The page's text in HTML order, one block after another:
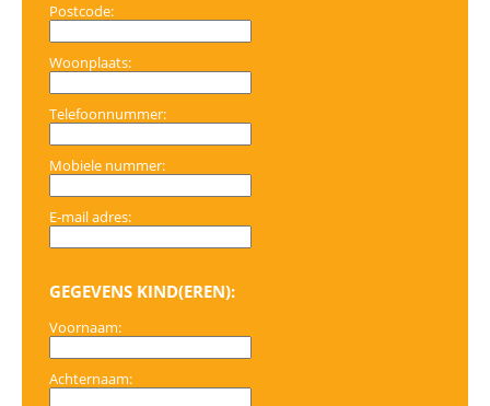
Postcode:
Woonplaats:
Telefoonnummer:
Mobiele nummer:
E-mail adres:
GEGEVENS KIND(EREN):
Voornaam:
Achternaam: